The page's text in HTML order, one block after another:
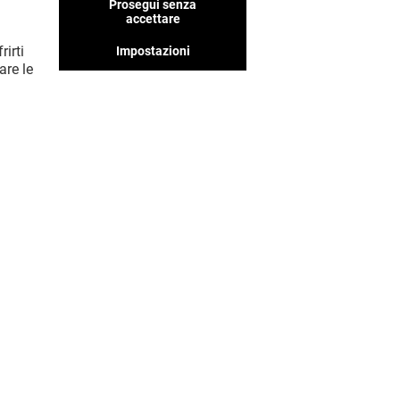
le
Prosegui senza
accettare
Impostazioni